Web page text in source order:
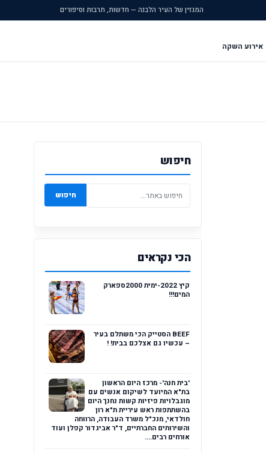
המגזין של העיר הלבנה — חדשות, תרבות וסיפורים
אירוע השקה
חיפוש
חיפוש
הכי נקראים
קיץ 2022-ימית 2000ספארק
המים!!!
BEEF הסטייק הכי משתלם בעיר
– עכשיו גם אצלכם בבית! !
'בית חנה'- מרכז היום הראשון
בת"א המיועד לשיקום אנשים עם
מוגבלויות פיזיות קשות נחנך היום
בהשתתפות ראש עיריית ת"א רון
חולדאי, מנכ"ל משרד העבודה, הרווחה
והשירותים החברתיים, ד"ר אביגדור קפלן ועוד
אורחים רבים....